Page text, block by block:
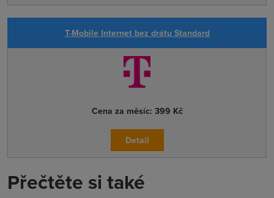
T-Mobile Internet bez drátu Standard
Cena za měsíc: 399 Kč
Detail
Přečtěte si také